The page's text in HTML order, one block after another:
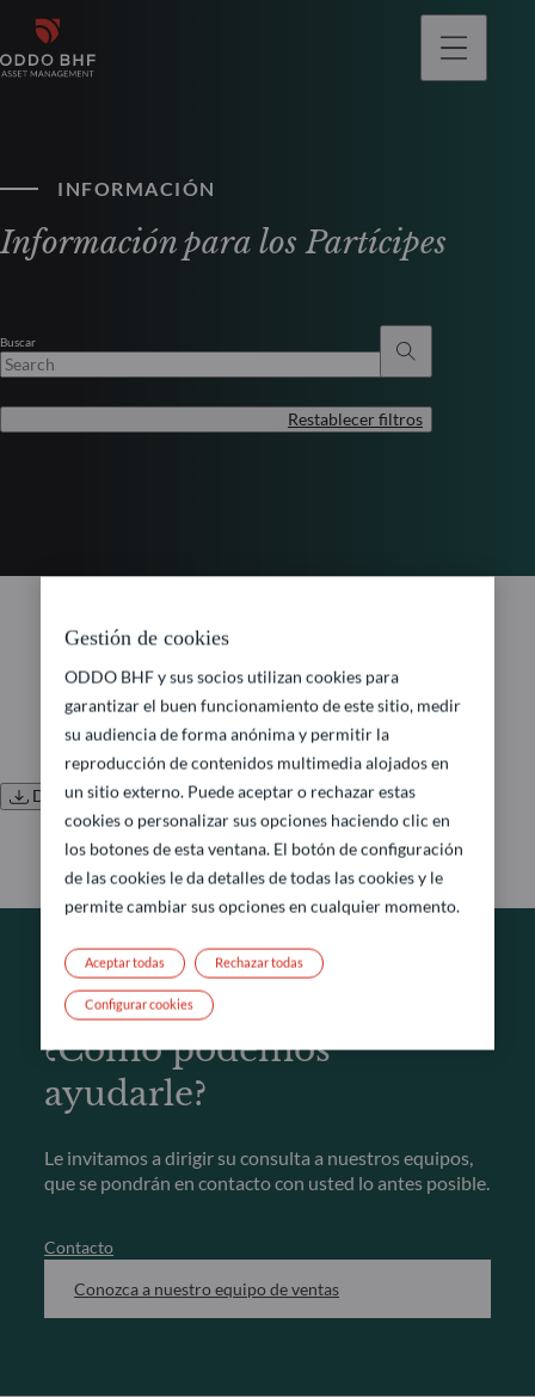
INFORMACIÓN
Información para los Partícipes
Buscar
Restablecer filtros
Descargar todos los documentos
SOLICITUD DE INFORMACIÓN
¿Cómo podemos
ayudarle?
Le invitamos a dirigir su consulta a nuestros equipos,
que se pondrán en contacto con usted lo antes posible.
Contacto
Conozca a nuestro equipo de ventas
Gestión de cookies
ODDO BHF y sus socios utilizan cookies para
garantizar el buen funcionamiento de este sitio, medir
su audiencia de forma anónima y permitir la
reproducción de contenidos multimedia alojados en
un sitio externo. Puede aceptar o rechazar estas
cookies o personalizar sus opciones haciendo clic en
los botones de esta ventana. El botón de configuración
de las cookies le da detalles de todas las cookies y le
permite cambiar sus opciones en cualquier momento.
Rechazar todas
Aceptar todas
Configurar cookies